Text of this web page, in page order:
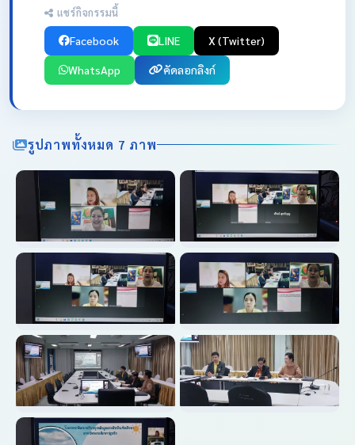
แชร์กิจกรรมนี้
Facebook LINE X (Twitter)
WhatsApp คัดลอกลิงก์
รูปภาพทั้งหมด 7 ภาพ